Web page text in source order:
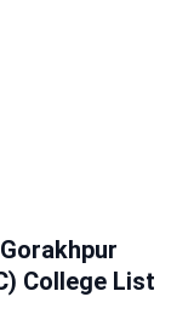
College List